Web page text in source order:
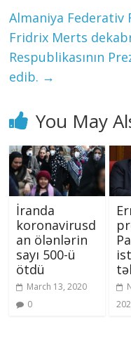
Almaniya Federativ
Fridrix Merts
Respublikasının
edib. →
You May
İranda
koronavirusd
an ölənlərin
sayı 500-ü
ötdü
March 13, 2020
0